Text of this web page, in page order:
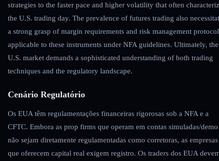
strategies to the faster pace and higher volatility that often
the U.S. trading day. The prevalence of futures trading also
a strong grasp of margin requirements and risk management
applicable to these instruments under NFA guidelines. Ultimately, the
U.S. market demands a sophisticated understanding of both trading
techniques and the regulatory landscape.
Cenário Regulatório
Os EUA têm regulamentações financeiras rigorosas sob a NFA e a
CFTC. Embora as prop firms que operam em contas simuladas/demo
não sejam diretamente regulamentadas como corretoras, as empresas
que oferecem capital real exigem registro. Os traders dos EUA